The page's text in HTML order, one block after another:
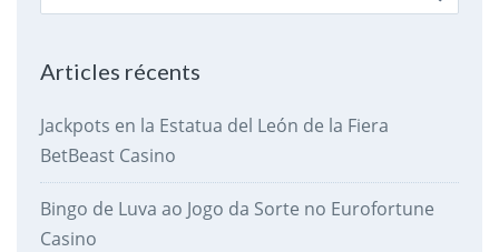
for:
Articles récents
Jackpots en la Estatua del León de la Fiera
BetBeast Casino
Bingo de Luva ao Jogo da Sorte no Eurofortune
Casino